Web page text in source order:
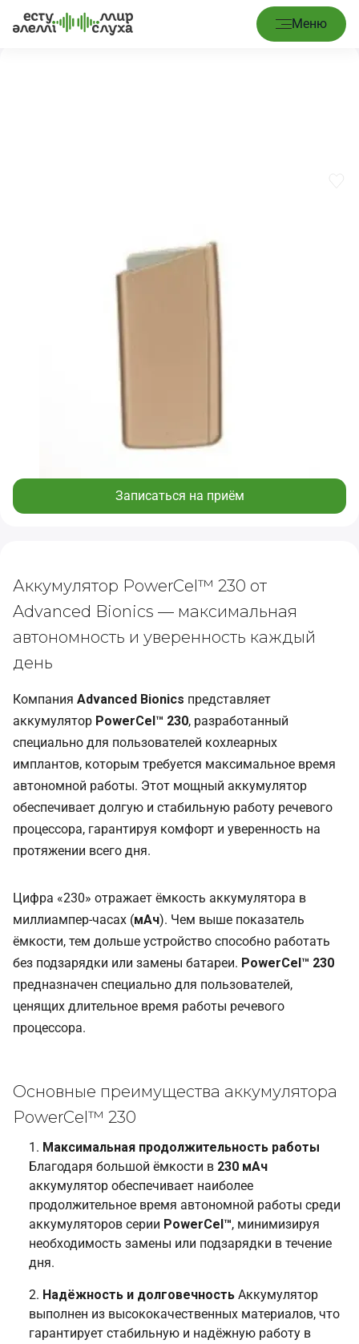
Меню
Главная / Импланты/Аккумулятор PowerCel 230
Записаться на приём
Аккумулятор PowerCel™ 230 от
Advanced Bionics — максимальная
автономность и уверенность каждый
день
Компания Advanced Bionics представляет
аккумулятор PowerCel™ 230, разработанный
специально для пользователей кохлеарных
имплантов, которым требуется максимальное время
автономной работы. Этот мощный аккумулятор
обеспечивает долгую и стабильную работу речевого
процессора, гарантируя комфорт и уверенность на
протяжении всего дня.
Цифра «230» отражает ёмкость аккумулятора в
миллиампер-часах (мАч). Чем выше показатель
ёмкости, тем дольше устройство способно работать
без подзарядки или замены батареи. PowerCel™ 230
предназначен специально для пользователей,
ценящих длительное время работы речевого
процессора.
Основные преимущества аккумулятора
PowerCel™ 230
Максимальная продолжительность работы
Благодаря большой ёмкости в 230 мАч
аккумулятор обеспечивает наиболее
продолжительное время автономной работы среди
аккумуляторов серии PowerCel™, минимизируя
необходимость замены или подзарядки в течение
дня.
Надёжность и долговечность Аккумулятор
выполнен из высококачественных материалов, что
гарантирует стабильную и надёжную работу в